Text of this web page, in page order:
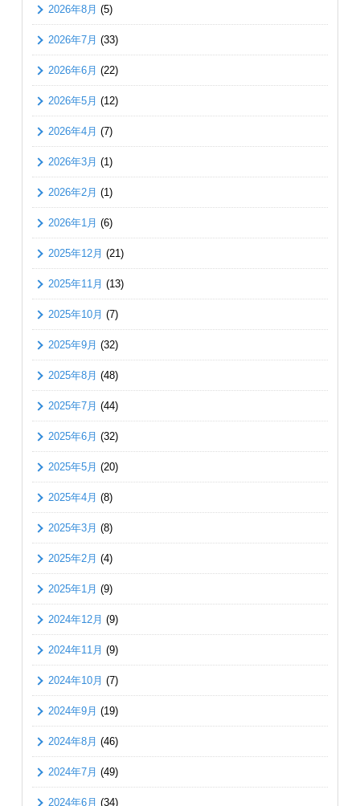
2026年8月 (5)
2026年7月 (33)
2026年6月 (22)
2026年5月 (12)
2026年4月 (7)
2026年3月 (1)
2026年2月 (1)
2026年1月 (6)
2025年12月 (21)
2025年11月 (13)
2025年10月 (7)
2025年9月 (32)
2025年8月 (48)
2025年7月 (44)
2025年6月 (32)
2025年5月 (20)
2025年4月 (8)
2025年3月 (8)
2025年2月 (4)
2025年1月 (9)
2024年12月 (9)
2024年11月 (9)
2024年10月 (7)
2024年9月 (19)
2024年8月 (46)
2024年7月 (49)
2024年6月 (34)